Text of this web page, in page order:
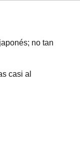
no tan
casi al